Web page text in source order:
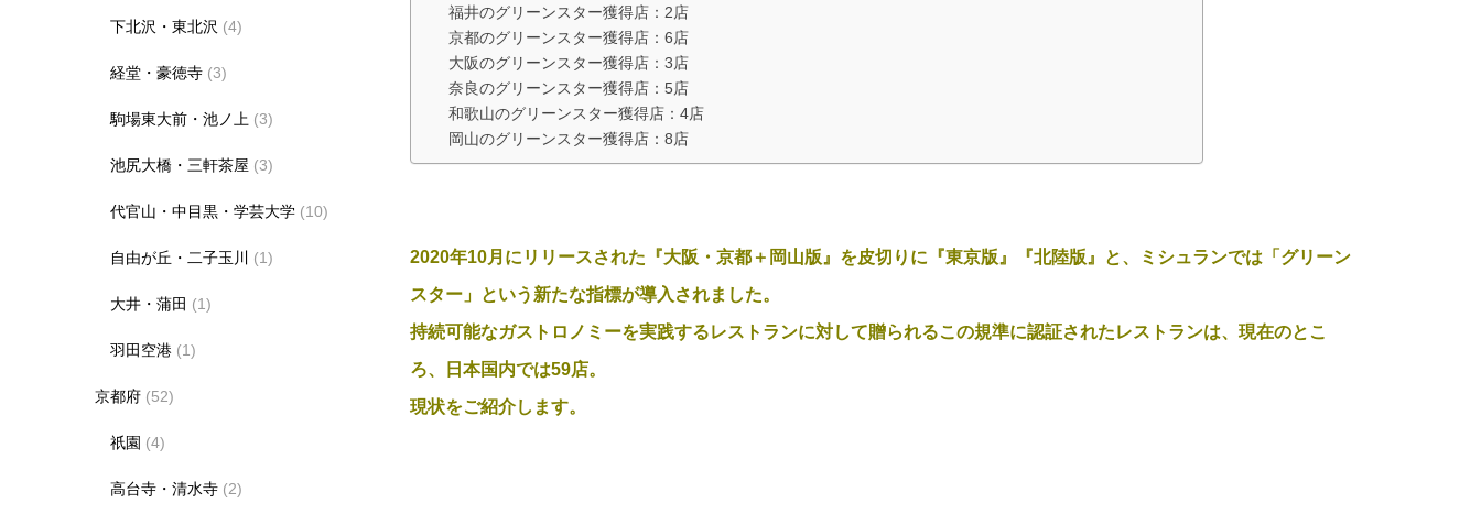
福井のグリーンスター獲得店：2店
京都のグリーンスター獲得店：6店
大阪のグリーンスター獲得店：3店
奈良のグリーンスター獲得店：5店
和歌山のグリーンスター獲得店：4店
岡山のグリーンスター獲得店：8店
2020年10月にリリースされた『大阪・京都＋岡山版』を皮切りに『東京版』『北陸版』と、ミシュランでは「グリーン
スター」という新たな指標が導入されました。
持続可能なガストロノミーを実践するレストランに対して贈られるこの規準に認証されたレストランは、現在のとこ
ろ、日本国内では59店。
現状をご紹介します。
下北沢・東北沢 (4)
経堂・豪徳寺 (3)
駒場東大前・池ノ上 (3)
池尻大橋・三軒茶屋 (3)
代官山・中目黒・学芸大学 (10)
自由が丘・二子玉川 (1)
大井・蒲田 (1)
羽田空港 (1)
京都府 (52)
祇園 (4)
高台寺・清水寺 (2)